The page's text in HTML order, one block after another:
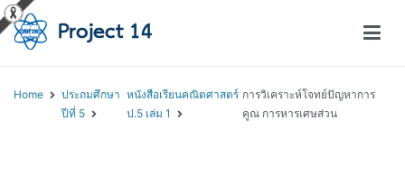
Home
ประถมศึกษา
ปีที่ 5
หนังสือเรียนคณิตศาสตร์
ป.5 เล่ม 1
การวิเคราะห์โจทย์ปัญหาการ
คูณ การหารเศษส่วน